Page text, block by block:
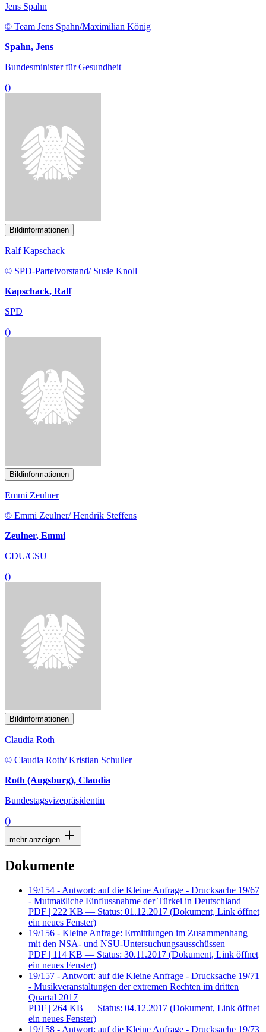
Jens Spahn
© Team Jens Spahn/Maximilian König
Spahn, Jens
Bundesminister für Gesundheit
()
Bildinformationen
Ralf Kapschack
© SPD-Parteivorstand/ Susie Knoll
Kapschack, Ralf
SPD
()
Bildinformationen
Emmi Zeulner
© Emmi Zeulner/ Hendrik Steffens
Zeulner, Emmi
CDU/CSU
()
Bildinformationen
Claudia Roth
© Claudia Roth/ Kristian Schuller
Roth (Augsburg), Claudia
Bundestagsvizepräsidentin
()
mehr anzeigen
Dokumente
19/154 - Antwort: auf die Kleine Anfrage - Drucksache 19/67
- Mutmaßliche Einflussnahme der Türkei in Deutschland
PDF | 222 KB — Status: 01.12.2017 (Dokument, Link öffnet
ein neues Fenster)
19/156 - Kleine Anfrage: Ermittlungen im Zusammenhang
mit den NSA- und NSU-Untersuchungsausschüssen
PDF | 114 KB — Status: 30.11.2017 (Dokument, Link öffnet
ein neues Fenster)
19/157 - Antwort: auf die Kleine Anfrage - Drucksache 19/71
- Musikveranstaltungen der extremen Rechten im dritten
Quartal 2017
PDF | 264 KB — Status: 04.12.2017 (Dokument, Link öffnet
ein neues Fenster)
19/158 - Antwort: auf die Kleine Anfrage - Drucksache 19/73